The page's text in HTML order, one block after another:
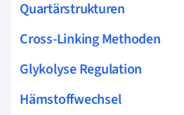
Quartärstrukturen
Cross-Linking Methoden
Glykolyse Regulation
Hämstoffwechsel